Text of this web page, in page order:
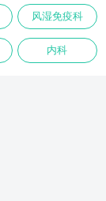
风湿免疫科
内科